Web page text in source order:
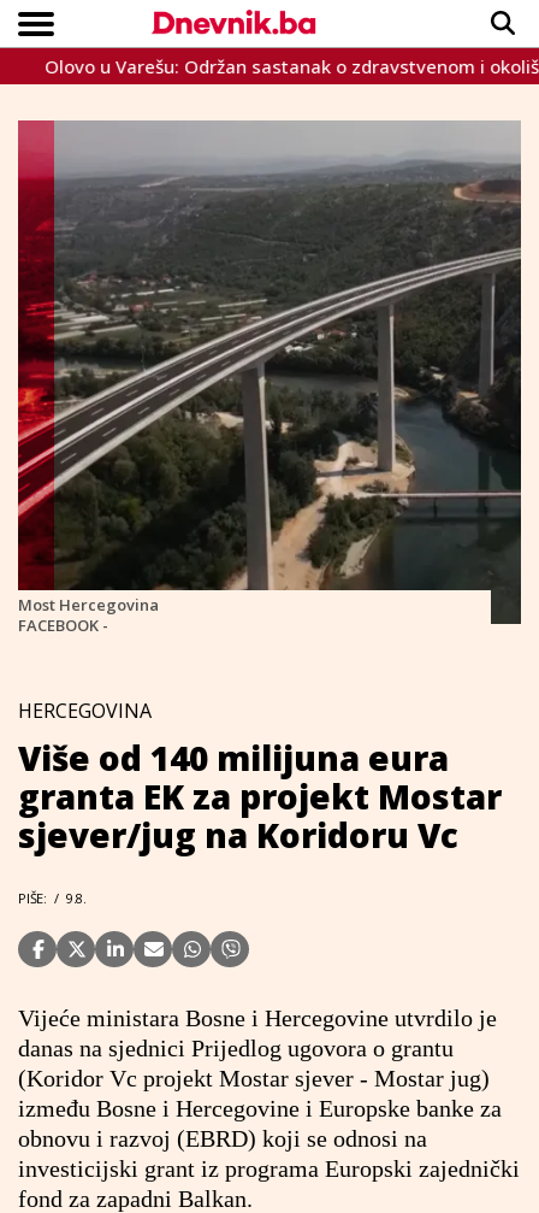
VIJESTI
SPORT
INTERVIEW
TEME
CRNA KRONIKA
LIFESTYLE
Copyright © Dnevnik.ba 2023.
u Varešu: Održan sastanak o zdravstvenom i okolišnom
Most Hercegovina
FACEBOOK -
HERCEGOVINA
Više od 140 milijuna eura
granta EK za projekt Mostar
sjever/jug na Koridoru Vc
PIŠE: / 9.8.
Vijeće ministara Bosne i Hercegovine utvrdilo je
danas na sjednici Prijedlog ugovora o grantu
(Koridor Vc projekt Mostar sjever - Mostar jug)
između Bosne i Hercegovine i Europske banke za
obnovu i razvoj (EBRD) koji se odnosi na
investicijski grant iz programa Europski zajednički
fond za zapadni Balkan.